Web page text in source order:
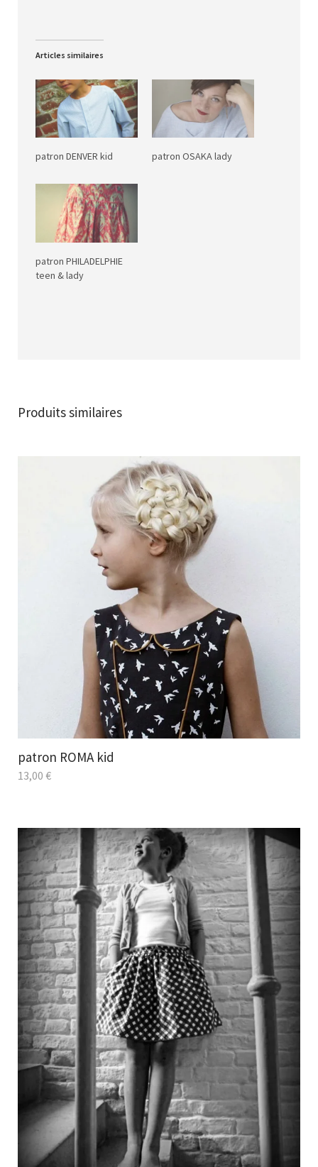
Articles similaires
patron DENVER kid patron OSAKA lady
patron PHILADELPHIE
teen & lady
Produits similaires
patron ROMA kid
13,00 €